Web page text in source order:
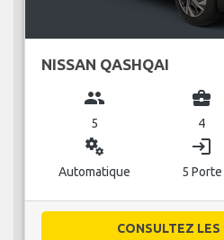
NISSAN QASHQAI
group
5
business_center
4
miscellaneous_services
Automatique
login
5 Porte
CONSULTEZ LES